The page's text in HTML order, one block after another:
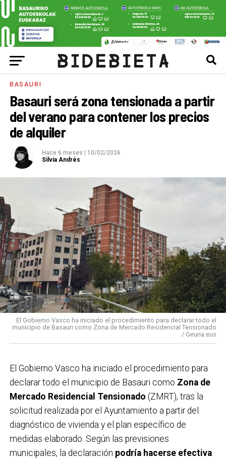
BASAURI
Basauri será zona tensionada a partir
del verano para contener los precios
de alquiler
Hace 6 meses
10/02/2026
Silvia Andrés
El Gobierno Vasco ha iniciado el procedimiento para declarar todo el
municipio de Basauri como Zona de Mercado Residencial Tensionado
/ Geuria.eus
El Gobierno Vasco ha iniciado el procedimiento para
declarar todo el municipio de Basauri como Zona de
Mercado Residencial Tensionado (ZMRT), tras la
solicitud realizada por el Ayuntamiento a partir del
diagnóstico de vivienda y el plan específico de
medidas elaborado. Según las previsiones
municipales, la declaración podría hacerse efectiva